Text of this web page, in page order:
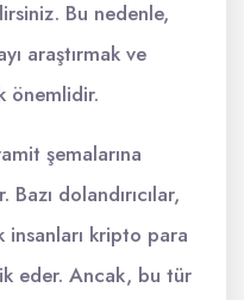
Bu nedenle,
araştırmak ve
önemlidir.
şemalarına
dolandırıcılar,
insanları kripto para
eder. Ancak, bu tür